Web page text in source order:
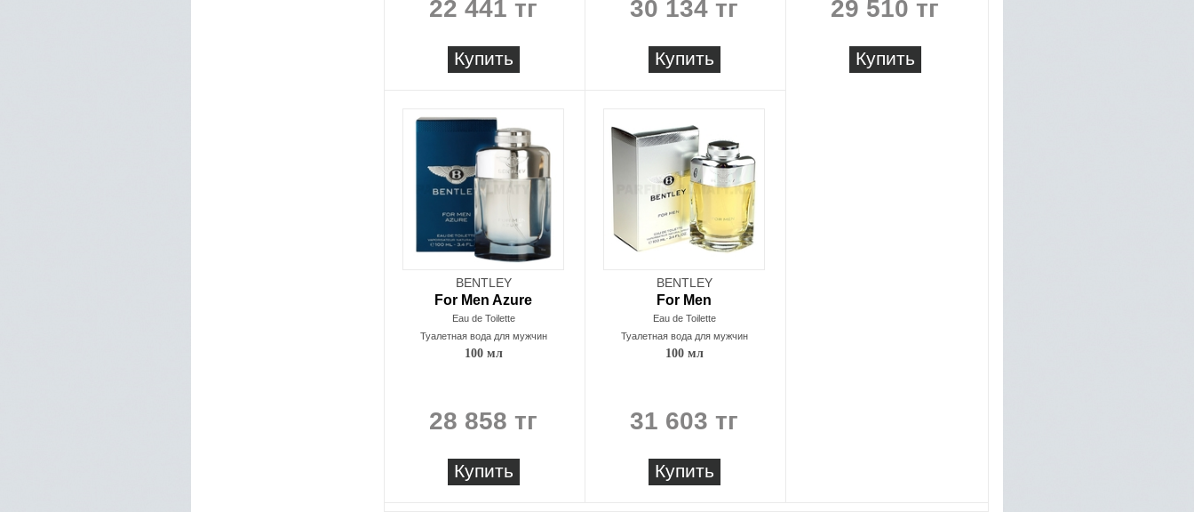
22 441 тг
Купить
30 134 тг
Купить
29 510 тг
Купить
BENTLEY
For Men Azure
Eau de Toilette
Туалетная вода для мужчин
100 мл
28 858 тг
Купить
BENTLEY
For Men
Eau de Toilette
Туалетная вода для мужчин
100 мл
31 603 тг
Купить